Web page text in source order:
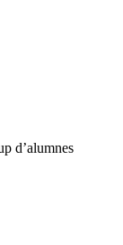
d’alumnes